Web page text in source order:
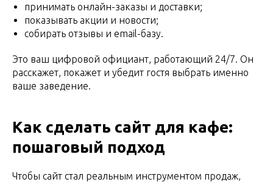
принимать онлайн-заказы и доставки;
показывать акции и новости;
собирать отзывы и email-базу.
Это ваш цифровой официант, работающий 24/7. Он
расскажет, покажет и убедит гостя выбрать именно
ваше заведение.
Как сделать сайт для кафе:
пошаговый подход
Чтобы сайт стал реальным инструментом продаж,